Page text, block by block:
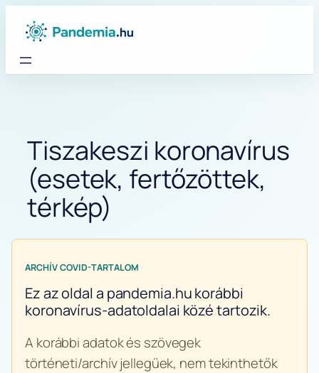
Tiszakeszi koronavírus
(esetek, fertőzöttek,
térkép)
ARCHÍV COVID-TARTALOM
Ez az oldal a pandemia.hu korábbi
koronavírus-adatoldalai közé tartozik.
A korábbi adatok és szövegek
történeti/archív jellegűek, nem tekinthetők